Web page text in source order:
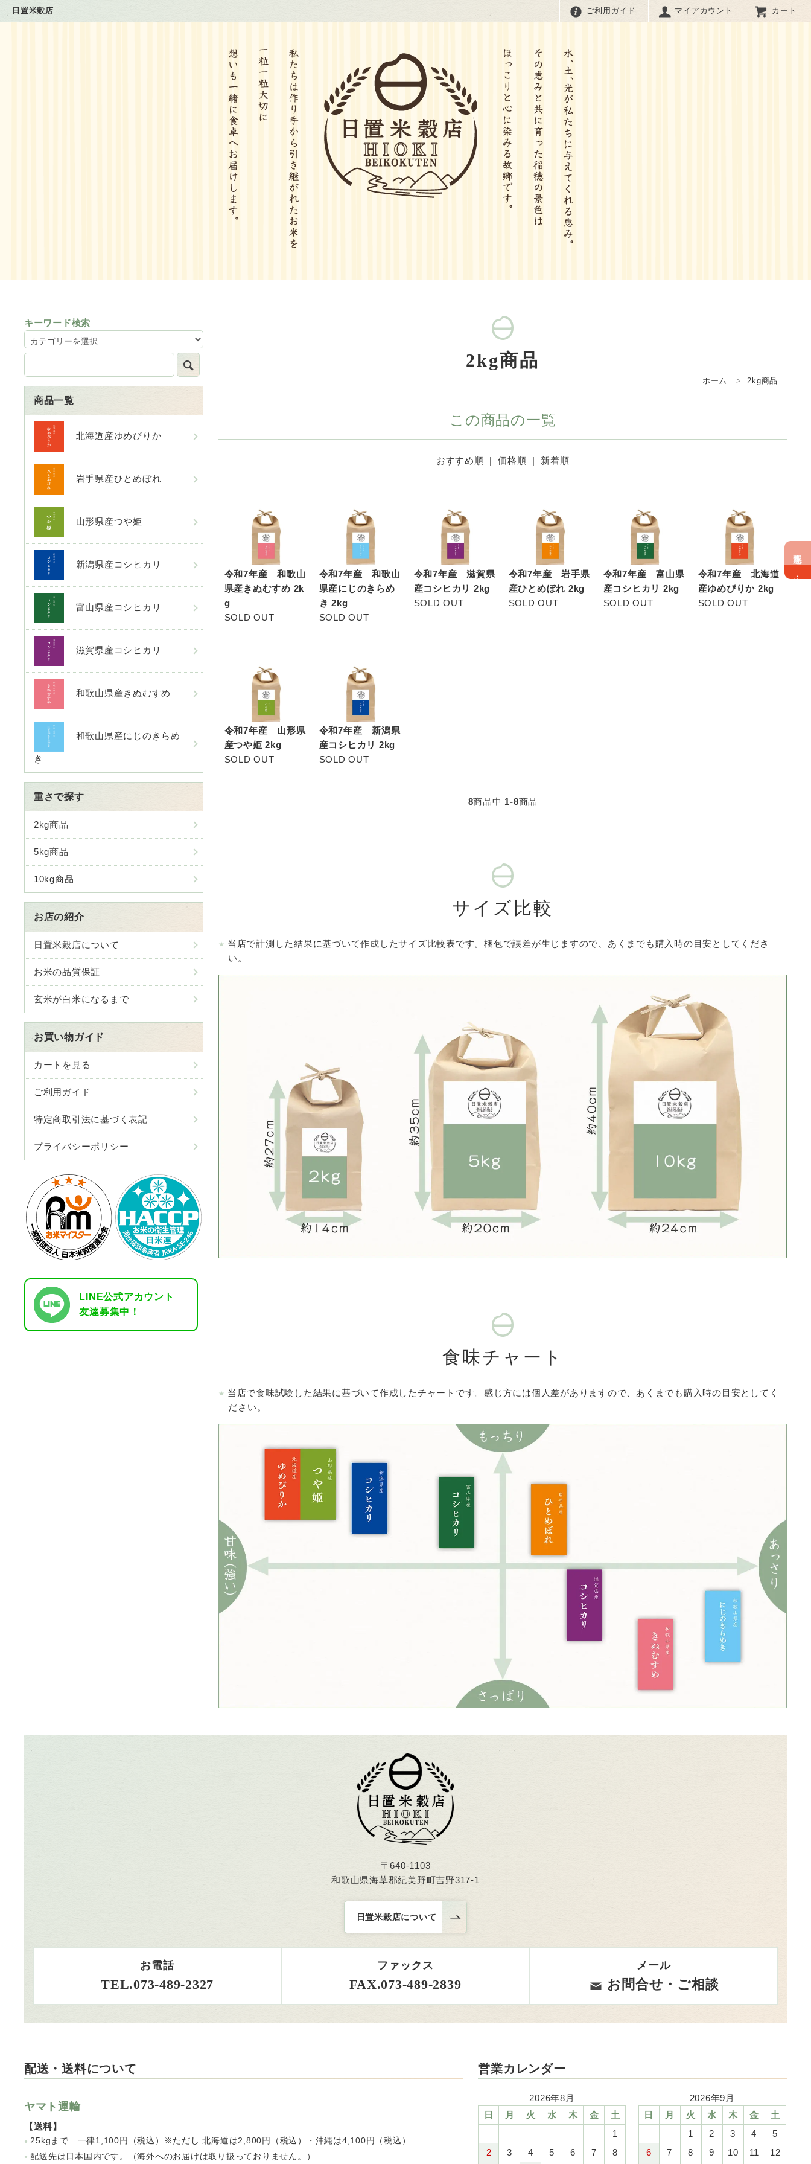
日置米穀店 ご利用ガイド マイアカウント カート
無料配達！
キーワード検索
商品一覧
北海道産ゆめぴりか
岩手県産ひとめぼれ
山形県産つや姫
新潟県産コシヒカリ
富山県産コシヒカリ
滋賀県産コシヒカリ
和歌山県産きぬむすめ
和歌山県産にじのきらめ
き
重さで探す
2kg商品
5kg商品
10kg商品
お店の紹介
日置米穀店について
お米の品質保証
玄米が白米になるまで
お買い物ガイド
カートを見る
ご利用ガイド
特定商取引法に基づく表記
プライバシーポリシー
LINE公式アカウント
友達募集中！
2kg商品
ホーム 2kg商品
この商品の一覧
おすすめ順 | 価格順 | 新着順
令和7年産 和歌山
県産きぬむすめ 2k
g
SOLD OUT
令和7年産 和歌山
県産にじのきらめ
き 2kg
SOLD OUT
令和7年産 滋賀県
産コシヒカリ 2kg
SOLD OUT
令和7年産 岩手県
産ひとめぼれ 2kg
SOLD OUT
令和7年産 富山県
産コシヒカリ 2kg
SOLD OUT
令和7年産 北海道
産ゆめぴりか 2kg
SOLD OUT
令和7年産 山形県
産つや姫 2kg
SOLD OUT
令和7年産 新潟県
産コシヒカリ 2kg
SOLD OUT
8商品中 1-8商品
サイズ比較
当店で計測した結果に基づいて作成したサイズ比較表です。梱包で誤差が生じますので、あくまでも購入時の目安としてくださ
い。
食味チャート
当店で食味試験した結果に基づいて作成したチャートです。感じ方には個人差がありますので、あくまでも購入時の目安としてく
ださい。
〒640-1103
和歌山県海草郡紀美野町吉野317-1
日置米穀店について
お電話
TEL.073-489-2327
ファックス
FAX.073-489-2839
メール
お問合せ・ご相談
配送・送料について
ヤマト運輸
【送料】
25kgまで 一律1,100円（税込）※ただし 北海道は2,800円（税込）・沖縄は4,100円（税込）
配送先は日本国内です。（海外へのお届けは取り扱っておりません。）
営業カレンダー
2026年8月
日
月 火 水 木 金
土
1
2
3 4 5 6 7 8
2026年9月
日
月 火 水 木 金
土
1
2 3 4
5
6
7 8 9 10 11 12